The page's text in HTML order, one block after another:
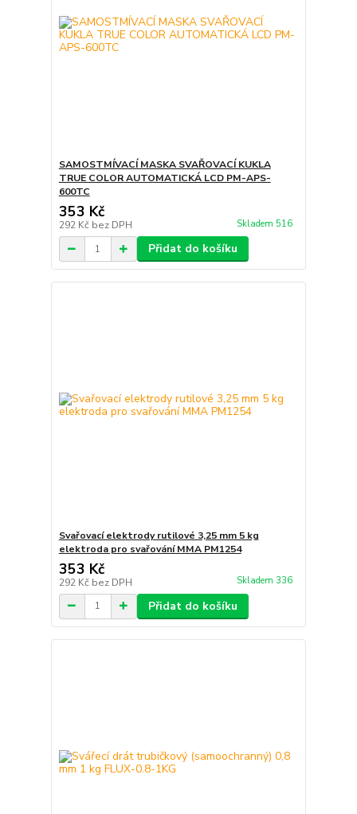
SAMOSTMÍVACÍ MASKA SVAŘOVACÍ KUKLA
TRUE COLOR AUTOMATICKÁ LCD PM-APS-
600TC
353 Kč
292 Kč bez DPH Skladem 516
Přidat do košíku
Svařovací elektrody rutilové 3,25 mm 5 kg
elektroda pro svařování MMA PM1254
353 Kč
292 Kč bez DPH Skladem 336
Přidat do košíku